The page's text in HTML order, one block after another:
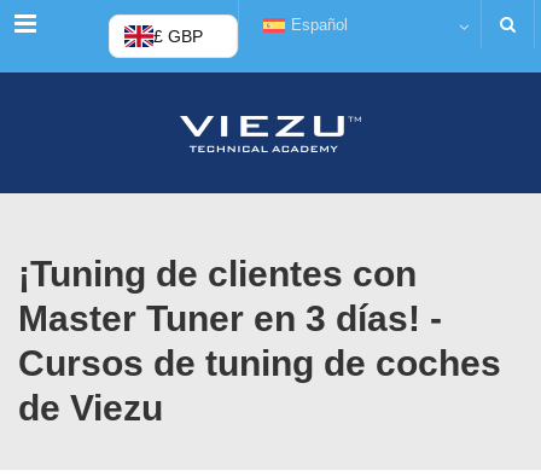
Menú £ GBP
Español
¡Tuning de clientes con
Master Tuner en 3 días! -
Cursos de tuning de coches
de Viezu